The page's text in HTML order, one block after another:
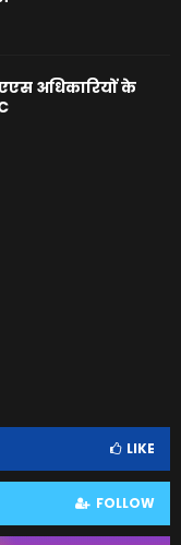
अधिकारियों के
LIKE
FOLLOW